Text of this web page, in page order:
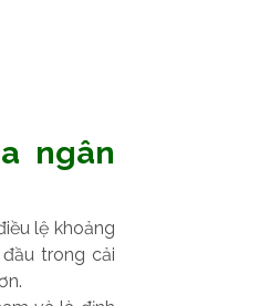
ngân
lệ khoảng
trong cải